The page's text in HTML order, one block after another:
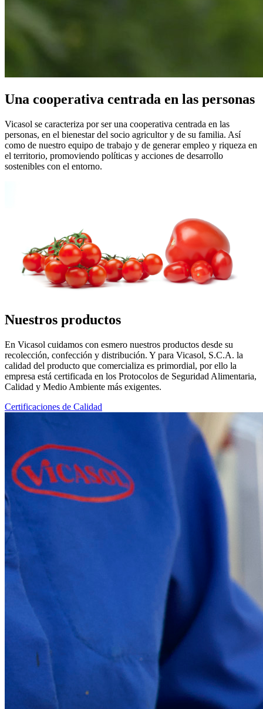
Una cooperativa centrada en las personas
Vicasol se caracteriza por ser una cooperativa centrada en las
personas, en el bienestar del socio agricultor y de su familia. Así
como de nuestro equipo de trabajo y de generar empleo y riqueza en
el territorio, promoviendo políticas y acciones de desarrollo
sostenibles con el entorno.
Nuestros productos
En Vicasol cuidamos con esmero nuestros productos desde su
recolección, confección y distribución. Y para Vicasol, S.C.A. la
calidad del producto que comercializa es primordial, por ello la
empresa está certificada en los Protocolos de Seguridad Alimentaria,
Calidad y Medio Ambiente más exigentes.
Certificaciones de Calidad